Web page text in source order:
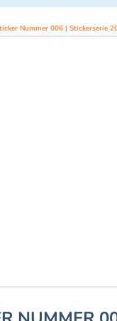
Nummer 006 | Stickerserie